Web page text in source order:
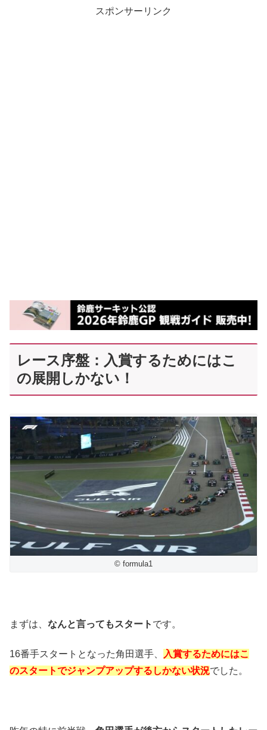
スポンサーリンク
レース序盤：入賞するためにはこ
の展開しかない！
© formula1
まずは、 なんと言ってもスタート です。
16番手スタートとなった角田選手、
入賞するためにはこ
のスタートでジャンプアップするしかない状況でした。